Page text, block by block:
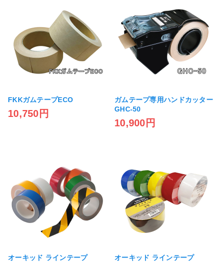
FKKガムテープECO
10,750円
ガムテープ専用ハンドカッター
GHC-50
10,900円
オーキッド ラインテープ
オーキッド ラインテープ